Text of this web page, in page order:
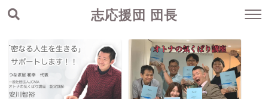
志応援団 団長